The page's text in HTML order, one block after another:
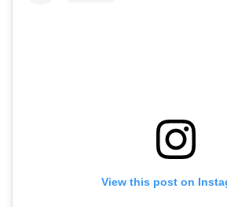
View this post on